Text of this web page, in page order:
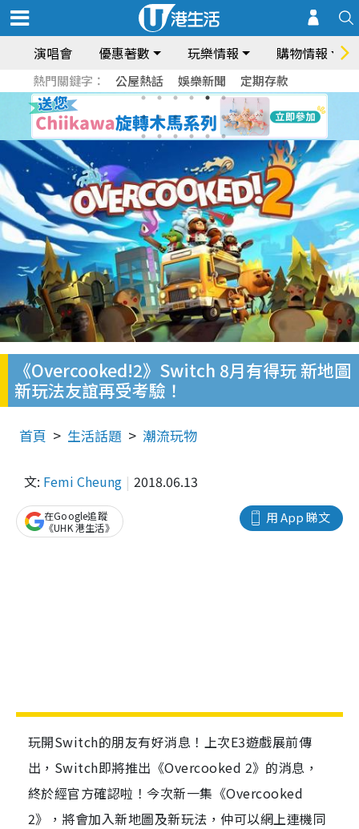
演唱會 優惠著數 玩樂情報 購物情報
熱門關鍵字： 公屋熱話 娛樂新聞 定期存款
《Overcooked!2》Switch 8月有得玩 新地圖
新玩法友誼再受考驗！
首頁 生活話題 潮流玩物
文: Femi Cheung 2018.06.13
用 App 睇文
在Google追蹤
《UHK 港生活》
玩開Switch的朋友有好消息！上次E3遊戲展前傳
出，Switch即將推出《Overcooked 2》的消息，
終於經官方確認啦！今次新一集《Overcooked
2》，將會加入新地圖及新玩法，仲可以網上連機同